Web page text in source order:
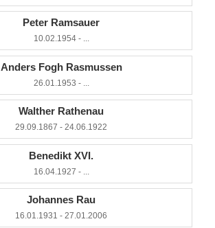
Peter Ramsauer
10.02.1954 - ...
Anders Fogh Rasmussen
26.01.1953 - ...
Walther Rathenau
29.09.1867 - 24.06.1922
Benedikt XVI.
16.04.1927 - ...
Johannes Rau
16.01.1931 - 27.01.2006